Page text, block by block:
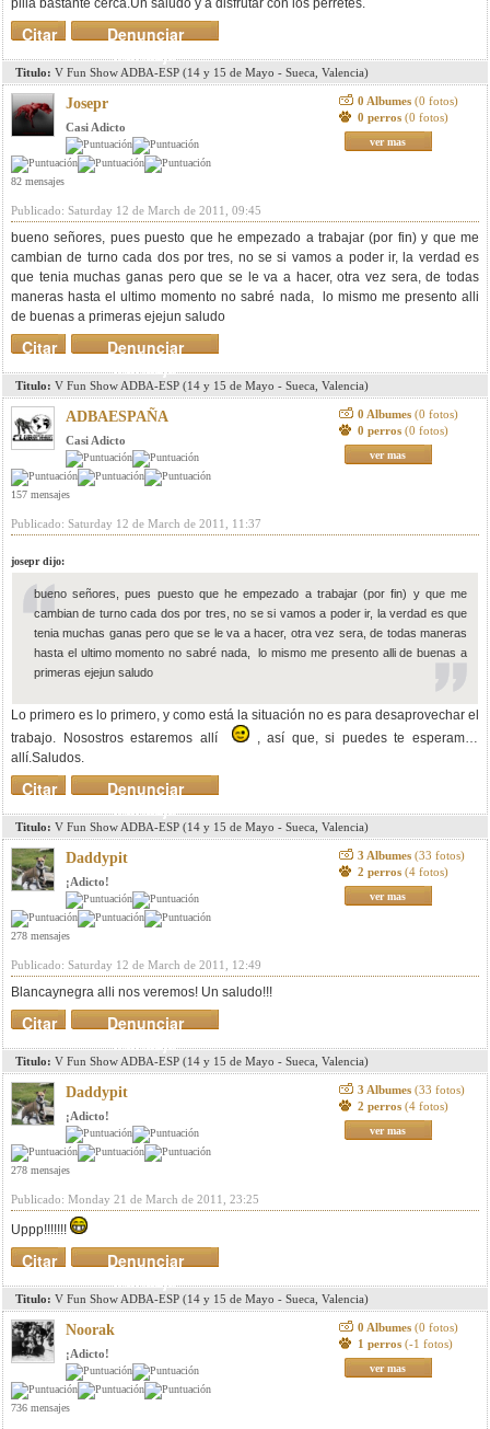
pilla bastante cerca.Un saludo y a disfrutar con los perretes.
Denunciar
mensaje
Citar
Titulo: V Fun Show ADBA-ESP (14 y 15 de Mayo - Sueca, Valencia)
Josepr
Casi Adicto
82 mensajes
0 Albumes (0 fotos)
0 perros (0 fotos)
ver mas
Publicado: Saturday 12 de March de 2011, 09:45
bueno señores, pues puesto que he empezado a trabajar (por fin) y que me
cambian de turno cada dos por tres, no se si vamos a poder ir, la verdad es
que tenia muchas ganas pero que se le va a hacer, otra vez sera, de todas
maneras hasta el ultimo momento no sabré nada, lo mismo me presento alli
de buenas a primeras ejejun saludo
Denunciar
mensaje
Citar
Titulo: V Fun Show ADBA-ESP (14 y 15 de Mayo - Sueca, Valencia)
ADBAESPAÑA
Casi Adicto
157 mensajes
0 Albumes (0 fotos)
0 perros (0 fotos)
ver mas
Publicado: Saturday 12 de March de 2011, 11:37
josepr dijo:
bueno señores, pues puesto que he empezado a trabajar (por fin) y que me
cambian de turno cada dos por tres, no se si vamos a poder ir, la verdad es que
tenia muchas ganas pero que se le va a hacer, otra vez sera, de todas maneras
hasta el ultimo momento no sabré nada, lo mismo me presento alli de buenas a
primeras ejejun saludo
Lo primero es lo primero, y como está la situación no es para desaprovechar el
trabajo. Nosostros estaremos allí
, así que, si puedes te esperamos
allí.Saludos.
Denunciar
mensaje
Citar
Titulo: V Fun Show ADBA-ESP (14 y 15 de Mayo - Sueca, Valencia)
Daddypit
¡Adicto!
278 mensajes
3 Albumes (33 fotos)
2 perros (4 fotos)
ver mas
Publicado: Saturday 12 de March de 2011, 12:49
Blancaynegra alli nos veremos! Un saludo!!!
Denunciar
mensaje
Citar
Titulo: V Fun Show ADBA-ESP (14 y 15 de Mayo - Sueca, Valencia)
Daddypit
¡Adicto!
278 mensajes
3 Albumes (33 fotos)
2 perros (4 fotos)
ver mas
Publicado: Monday 21 de March de 2011, 23:25
Uppp!!!!!!!
Denunciar
mensaje
Citar
Titulo: V Fun Show ADBA-ESP (14 y 15 de Mayo - Sueca, Valencia)
Noorak
¡Adicto!
736 mensajes
0 Albumes (0 fotos)
1 perros (-1 fotos)
ver mas